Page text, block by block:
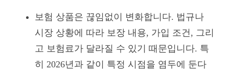
보험 상품은 끊임없이 변화합니다. 법규나
시장 상황에 따라 보장 내용, 가입 조건, 그리
고 보험료가 달라질 수 있기 때문입니다. 특
히 2026년과 같이 특정 시점을 염두에 둔다